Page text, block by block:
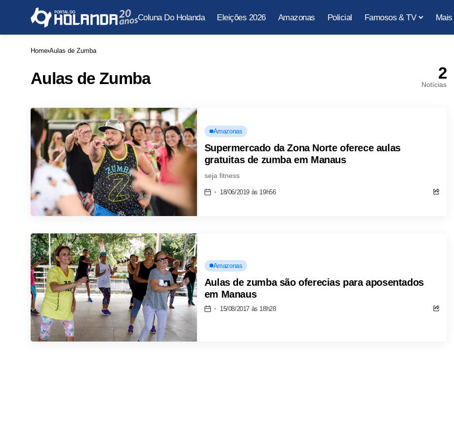
Coluna Do Holanda Eleições 2026 Amazonas Policial Famosos & TV
Home Aulas de Zumba
Aulas de Zumba 2
Notícias
Amazonas
Supermercado da Zona Norte oferece aulas
gratuitas de zumba em Manaus
seja fitness
18/06/2019 às 19h56
Amazonas
Aulas de zumba são oferecias para aposentados
em Manaus
15/08/2017 às 18h28